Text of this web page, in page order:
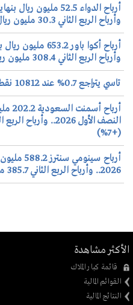
وأرباح الربع الثاني 30.3 مليون ريال (-65%)
وأرباح الربع الثاني 308.4 مليون ريال
تاسي يتراجع 0.7% عند 10812 نقطة.. بتداولات 5.7 مليار ريال
(+7%)
أرباح
2026.. وأرباح الربع الثاني 385.7 مليون ريال
الأكثر مشاهدة
قائمة كبار الملاك
القوائم المالية
النتائج المالية